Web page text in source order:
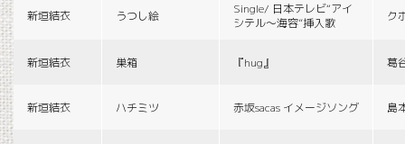
新垣結衣 うつし絵
Single/ 日本テレビ“アイ
シテル〜海容”挿入歌
ク
新垣結衣 巣箱 『hug』 葛
新垣結衣 ハチミツ 赤坂sacas イメージソング 島